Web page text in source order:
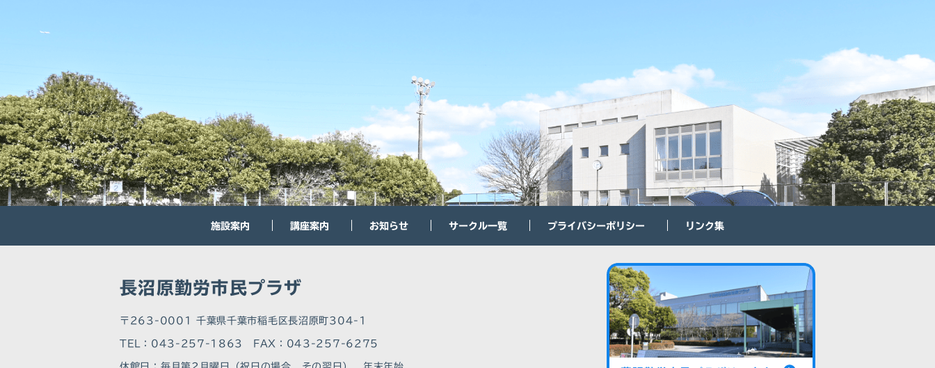
施設案内 講座案内 お知らせ サークル一覧 プライバシーポリシー リンク集
長沼原勤労市民プラザ
〒263-0001 千葉県千葉市稲毛区長沼原町304-1
TEL：043-257-1863 FAX：043-257-6275